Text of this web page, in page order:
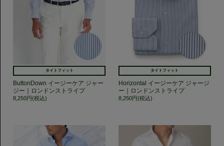
タイトフィット
ButtonDown イージーケア ジャー
ジー｜ロンドンストライプ
8,250円(税込)
タイトフィット
Horizontal イージーケア ジャージ
ー｜ロンドンストライプ
8,250円(税込)